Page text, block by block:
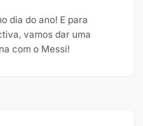
dia do ano! E para
vamos dar uma
com o Messi!